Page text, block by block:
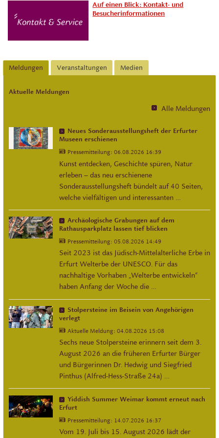
Auf einen Blick: Kontakt- und
Besucherinformationen
Meldungen Veranstaltungen Medien
Aktuelle Meldungen
Alle Meldungen
Neues Sonderausstellungsheft der Erfurter
Museen erschienen
Pressemitteilung: 06.08.2026 16:39
Kunst entdecken, Geschichte spüren, Natur
erleben – das neu erschienene
Sonderausstellungsheft bündelt auf 40 Seiten,
welche vielfältigen und interessanten …
Archäologische Grabungen auf dem
Rathausparkplatz lassen tief blicken
Pressemitteilung: 05.08.2026 14:49
Seit 2023 ist das Jüdisch-Mittelalterliche Erbe in
Erfurt Welterbe der UNESCO. Für das
nachhaltige Vorhaben „Welterbe entwickeln“
haben Anfang der Woche die …
Stolpersteine im Beisein von Angehörigen
verlegt
Aktuelle Meldung: 04.08.2026 15:08
Sechs neue Stolpersteine erinnern seit dem 3.
August 2026 an die früheren Erfurter Bürger
und Bürgerinnen Dr. Hedwig und Siegfried
Pinthus (Alfred-Hess-Straße 24a) …
Yiddish Summer Weimar kommt erneut nach
Erfurt
Pressemitteilung: 14.07.2026 16:37
Vom 19. Juli bis 15. August 2026 lädt der